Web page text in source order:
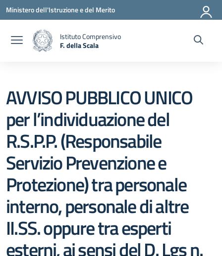
Vai ai contenuti
Vai al menu di navigazione
Vai al footer
Ministero dell'Istruzione e del Merito
Istituto Comprensivo
F. della Scala
AVVISO PUBBLICO UNICO
per l’individuazione del
R.S.P.P. (Responsabile
Servizio Prevenzione e
Protezione) tra personale
interno, personale di altre
II.SS. oppure tra esperti
esterni, ai sensi del D. Lgs n.